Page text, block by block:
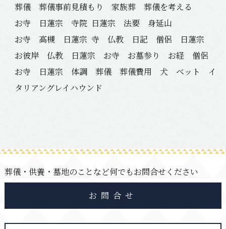
葬儀 葬儀事前見積もり 家族葬 葬儀を考える
お寺 日蓮宗 寺院 日蓮宗 法要 身延山
お寺 高槻 日蓮宗 寺 仏教 日記 僧侶 日蓮宗
お彼岸 仏教 日蓮宗 お寺 お墓参り お経 僧侶
お寺 日蓮宗 体調 葬儀 葬儀費用 犬 ベット イ
タリアングレイハウンド
葬儀・供養・墓地のことなど何でもお問合せください
お問合せ